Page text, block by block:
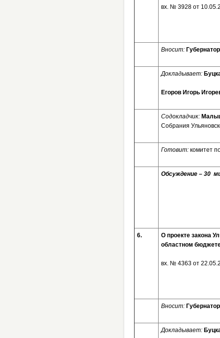
вх. №
Вносит:
Докладывает:
Егоров Игорь
Содокладчик:
Собрания
Готовит: комитет
Обсуждение – 30
6.
О проекте закона
областном
вх. № 4363 от
Вносит:
Докладывает: